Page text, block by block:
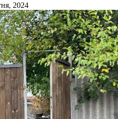
2024